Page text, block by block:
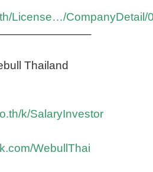
License…/CompanyDetail/
Thailand
k/SalaryInvestor
WebullThai